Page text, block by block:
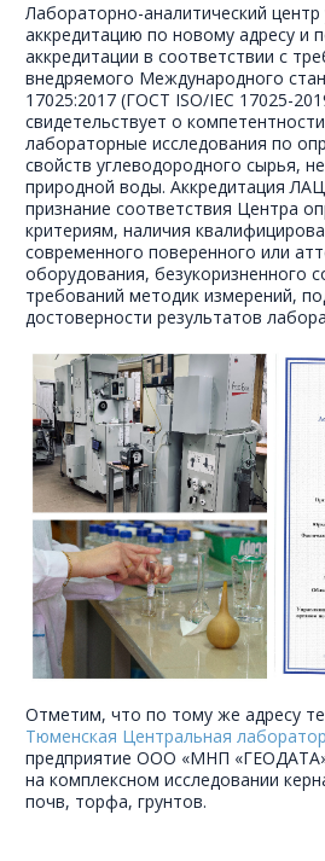
Лабораторно-аналитический
аккредитацию по новому адресу и
аккредитации в соответствии с
внедряемого Международного
17025:2017 (ГОСТ ISO/IEC 17025-
свидетельствует о
лабораторные исследования по
свойств углеводородного сырья,
природной воды. Аккредитация
признание соответствия Центра
критериям, наличия
современного поверенного или
оборудования, безукоризненного
требований методик измерений,
достоверности результатов
Отметим, что по тому же адресу
Тюменская Центральная
предприятие ООО «МНП
на комплексном исследовании
почв, торфа, грунтов.